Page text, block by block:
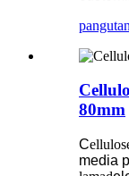
80mm
C
media